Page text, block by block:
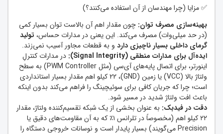
✅ مزایا (چرا مهندسان از آن استفاده می‌کنند؟)
بهینه‌سازی مصرف توان: چون مقدار اهم آن بالاست توان بسیار کمی
(در حد میلی‌وات) مصرف می‌کند. این یعنی در مدارات حساس، تولید
گرمای داخلی بسیار ناچیزی دارد و به قطعات مجاور آسیب نمی‌زند.
ایده‌آل برای مدارات منطقی (Signal Integrity):
در مدارات کنترلِ
اینورتر، برای اتصال پایه‌های آی‌سی (مثل PWM Controller) به سطح
ولتاژ بالا (VCC) یا زمین (GND)، ۲۲ کیلو اهم مقدار بسیار استانداردی
است؛ چرا که جریان کافی برای سوئیچینگ را فراهم می‌کند بدون اینکه
باعث افت ولتاژ شدید در مسیر شود.
دقت در فیدبک: به عنوان بخشی از یک شبکه تقسیم‌کننده ولتاژ، مقدار
۲۲ کیلو اهم (مخصوصاً در تلرانس ۱٪ که به آن مقاومت‌های دقیق یا
Precision می‌گویند) بسیار پایدار است و نوسانات خروجی دستگاه را